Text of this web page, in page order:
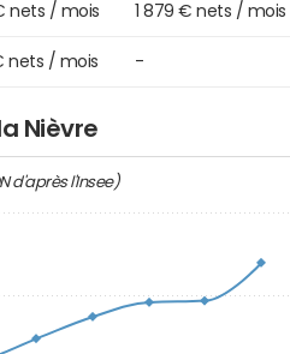
€ nets / mois 1 879 € nets / mois
nets / mois -
Nièvre
d'après l'Insee)